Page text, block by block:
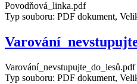
Povodňová_linka.pdf
Typ souboru: PDF dokument,
Varování_nevstupujte_do_lesů.pdf
Typ souboru: PDF dokument,